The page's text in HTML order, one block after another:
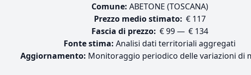
Comune: ABETONE (TOSCANA)
Prezzo medio stimato: € 117
Fascia di prezzo: € 99 — € 134
Fonte stima: Analisi dati territoriali aggregati
Aggiornamento: Monitoraggio periodico delle variazioni di